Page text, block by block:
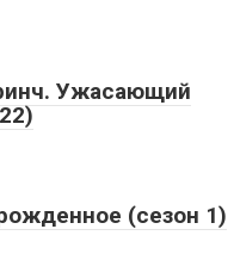
Ужасающий
(сезон 1)